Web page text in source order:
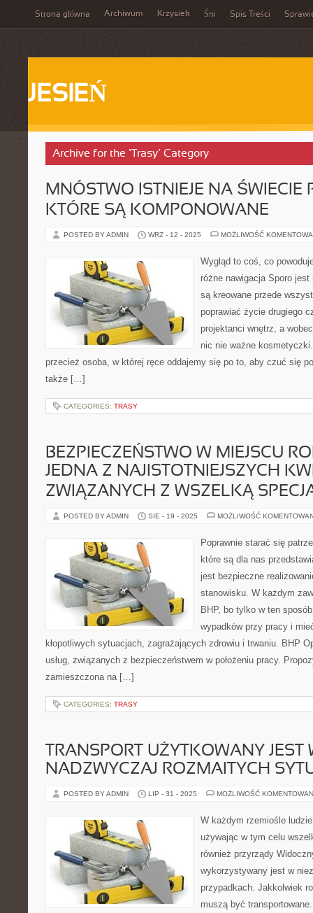
Strona główna Archiwum Krzysiek Śni Spis Treści
JESIEŃ
Archive for the ‘Trasy’ Category
MNÓSTWO ISTNIEJE NA ŚWIECIE
KTÓRE SĄ KOMPONOWANE
POSTED BY ADMIN WRZ - 12 - 2025 MOŻLIWOŚĆ
Wygląd to coś, co
różne nawigacja Sporo
są kreowane przede
poprawiać życie drugiego
projektanci wnętrz, a
nic nie ważne
przecież osoba, w której ręce oddajemy się po to, aby czuć się
także […]
CATEGORIES: TRASY
BEZPIECZEŃSTWO W MIEJSCU
JEDNA Z NAJISTOTNIEJSZYCH
ZWIĄZANYCH Z WSZELKĄ
POSTED BY ADMIN SIE - 19 - 2025 MOŻLIWOŚĆ
Poprawnie starać się
które są dla nas
jest bezpieczne
stanowisku. W każdym
BHP, bo tylko w ten
wypadków przy pracy i
kłopotliwych sytuacjach, zagrażających zdrowiu i trwaniu. BHP
usług, związanych z bezpieczeństwem w położeniu pracy.
zamieszczona na […]
CATEGORIES: TRASY
TRANSPORT UŻYTKOWANY JEST
NADZWYCZAJ ROZMAITYCH
POSTED BY ADMIN LIP - 31 - 2025 MOŻLIWOŚĆ
W każdym rzemiośle
używając w tym celu
również przyrządy
wykorzystywany jest w
przypadkach. Jakkolwiek
muszą być